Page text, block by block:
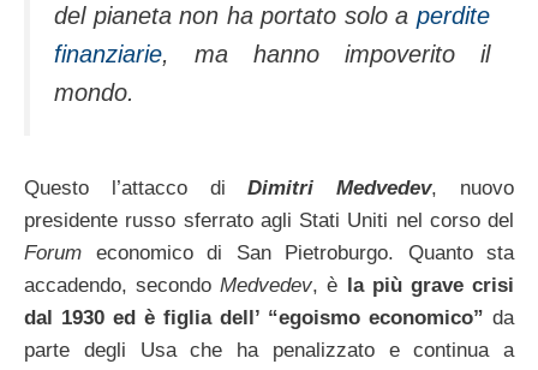
del pianeta non ha portato solo a perdite
finanziarie, ma hanno impoverito il
mondo.
Questo l’attacco di Dimitri Medvedev, nuovo
presidente russo sferrato agli Stati Uniti nel corso del
Forum economico di San Pietroburgo. Quanto sta
accadendo, secondoMedvedev, è
la più grave crisi
dal 1930 ed è figlia dell’ “egoismo economico” da
parte degli Usa che ha penalizzato e continua a